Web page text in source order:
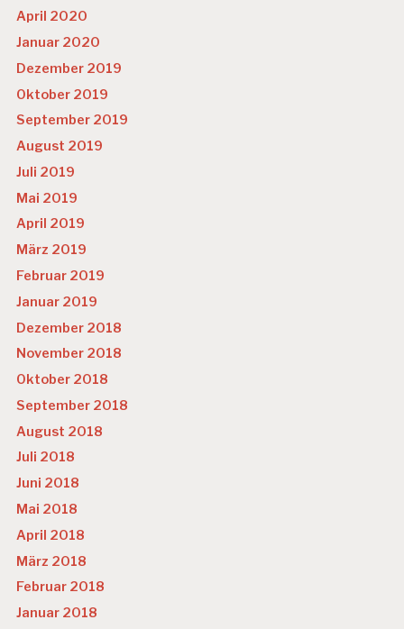
April 2020
Januar 2020
Dezember 2019
Oktober 2019
September 2019
August 2019
Juli 2019
Mai 2019
April 2019
März 2019
Februar 2019
Januar 2019
Dezember 2018
November 2018
Oktober 2018
September 2018
August 2018
Juli 2018
Juni 2018
Mai 2018
April 2018
März 2018
Februar 2018
Januar 2018